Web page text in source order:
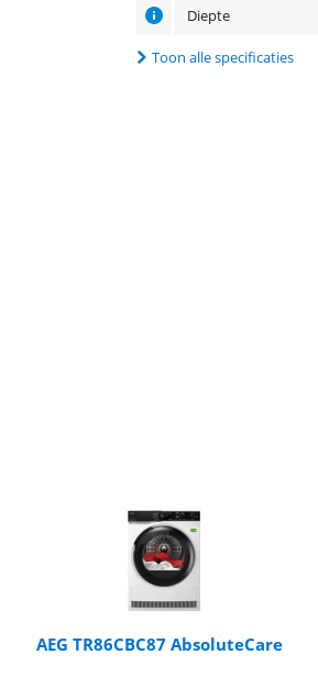
Diepte
Toon alle specificaties
AEG TR86CBC87 AbsoluteCare